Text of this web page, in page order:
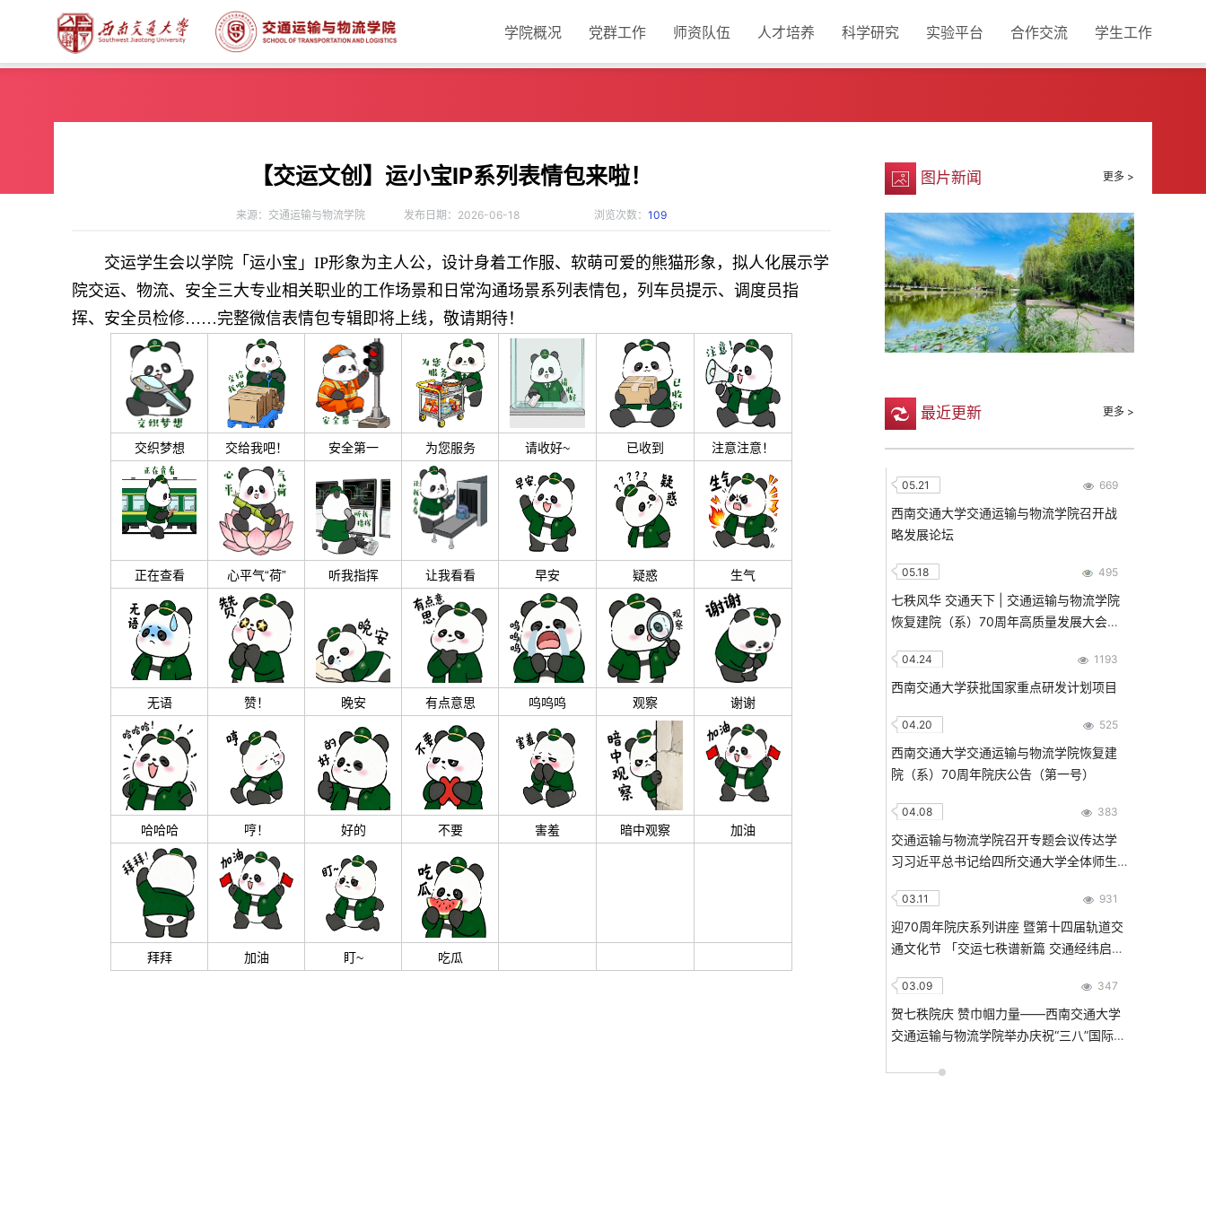
学院概况 党群工作 师资队伍 人才培养 科学研究 实验平台 合作交流 学生工作
【交运文创】运小宝IP系列表情包来啦！
来源：交通运输与物流学院 发布日期：2026-06-18 浏览次数： 109
交运学生会以学院「运小宝」IP形象为主人公，设计身着工作服、软萌可爱的熊猫形象，拟人化展示学
院交运、物流、安全三大专业相关职业的工作场景和日常沟通场景系列表情包，列车员提示、调度员指
挥、安全员检修……完整微信表情包专辑即将上线，敬请期待！
交织梦想 交给我吧！ 安全第一 为您服务 请收好~ 已收到 注意注意！
正在查看 心平气“荷” 听我指挥 让我看看 早安 疑惑 生气
无语 赞！ 晚安 有点意思 呜呜呜 观察 谢谢
哈哈哈 哼！ 好的 不要 害羞 暗中观察 加油
拜拜 加油 盯~ 吃瓜
图片新闻 更多 >
最近更新 更多 >
05.21 669
西南交通大学交通运输与物流学院召开战
略发展论坛
05.18 495
七秩风华 交通天下 | 交通运输与物流学院
恢复建院（系）70周年高质量发展大会隆
04.24 1193
西南交通大学获批国家重点研发计划项目
04.20 525
西南交通大学交通运输与物流学院恢复建
院（系）70周年院庆公告（第一号）
04.08 383
交通运输与物流学院召开专题会议传达学
习习近平总书记给四所交通大学全体师生
03.11 931
迎70周年院庆系列讲座 暨第十四届轨道交
通文化节 「交运七秩谱新篇 交通经纬启新
Alignment Problem in Transportation
Policy Making: An LLM Approach
03.09 347
贺七秩院庆 赞巾帼力量——西南交通大学
交通运输与物流学院举办庆祝“三八”国际劳